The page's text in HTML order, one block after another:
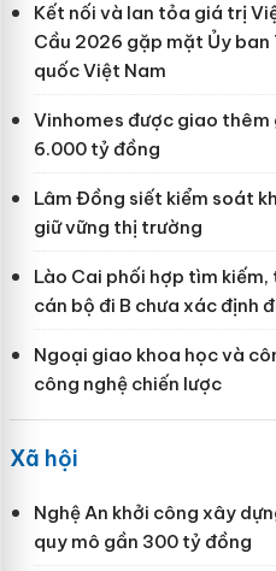
Kết nối và lan tỏa giá trị
Cầu 2026 gặp mặt Ủy
quốc Việt Nam
Vinhomes được giao thêm
6.000 tỷ đồng
Lâm Đồng siết kiểm soát
giữ vững thị trường
Lào Cai phối hợp tìm
cán bộ đi B chưa xác định
Ngoại giao khoa học và
công nghệ chiến lược
Xã hội
Nghệ An khởi công xây
quy mô gần 300 tỷ đồng